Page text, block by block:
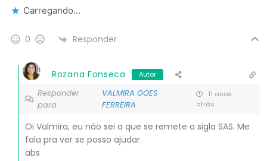
Carregando...
0 Responder
Rozana Fonseca Autor
Responder
para
VALMIRA GOES
FERREIRA
11 anos
atrás
Oi Valmira, eu não sei a que se remete a sigla SAS. Me
fala pra ver se posso ajudar.
abs